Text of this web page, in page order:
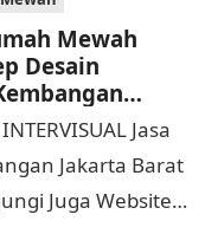
Mewah
Desain
0811Jasa
Jakarta Barat
Juga Website